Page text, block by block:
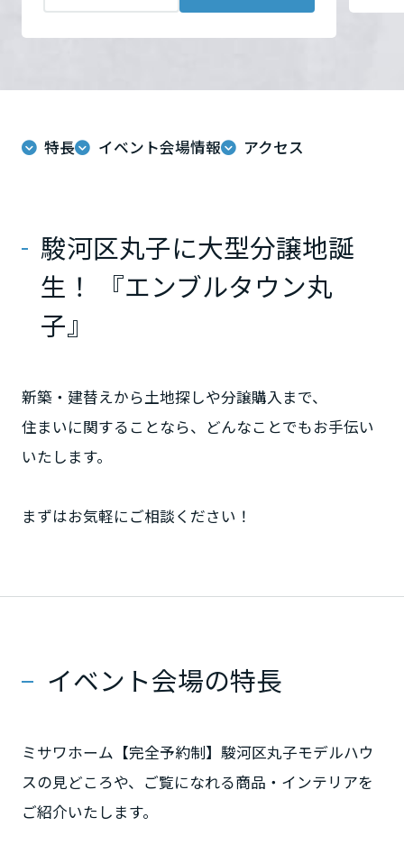
海外事業
特長 イベント会場情報 アクセス
駿河区丸子に大型分譲地誕
生！ 『エンブルタウン丸
子』
新築・建替えから土地探しや分譲購入まで、
住まいに関することなら、どんなことでもお手伝い
いたします。
まずはお気軽にご相談ください！
イベント会場の特長
ミサワホーム【完全予約制】駿河区丸子モデルハウ
スの見どころや、ご覧になれる商品・インテリアを
ご紹介いたします。
甲信越・北陸
富山県
山梨県
長野県
静岡県
愛知県
三重県
来場予約する
来場予約する